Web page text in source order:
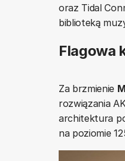
oraz Tidal
biblioteką
Flagowa
Za brzmienie
rozwiązania
architektura
na poziomie